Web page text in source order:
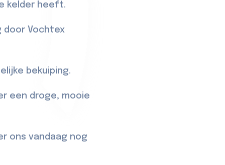
kelder heeft.
door Vochtex
bekuiping.
een droge, mooie
ons vandaag nog